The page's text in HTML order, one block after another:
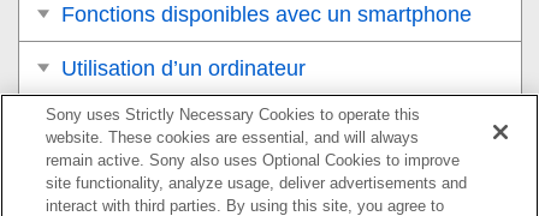
Fonctions disponibles avec un smartphone
Utilisation d’un ordinateur
Utilisation du service de cloud
Annexe
Sony uses Strictly Necessary Cookies to operate this
website. These cookies are essential, and will always
remain active. Sony also uses Optional Cookies to improve
site functionality, analyze usage, deliver advertisements and
interact with third parties. By using this site, you agree to